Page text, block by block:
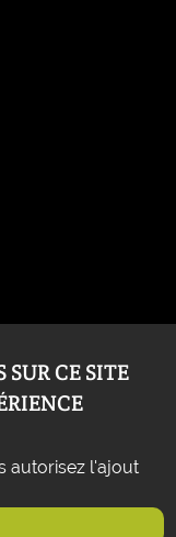
CE SITE
autorisez l'ajout